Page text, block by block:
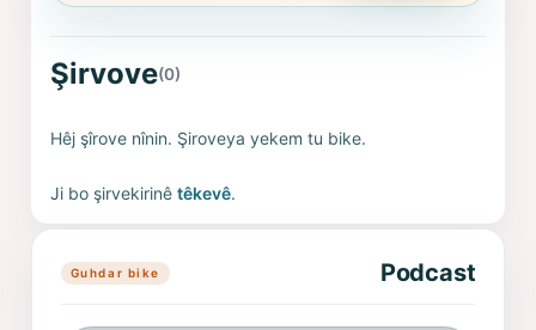
Şirvove(0)
Hêj şîrove nînin. Şiroveya yekem tu bike.
Ji bo şirvekirinêtêkevê.
Guhdar bike Podcast